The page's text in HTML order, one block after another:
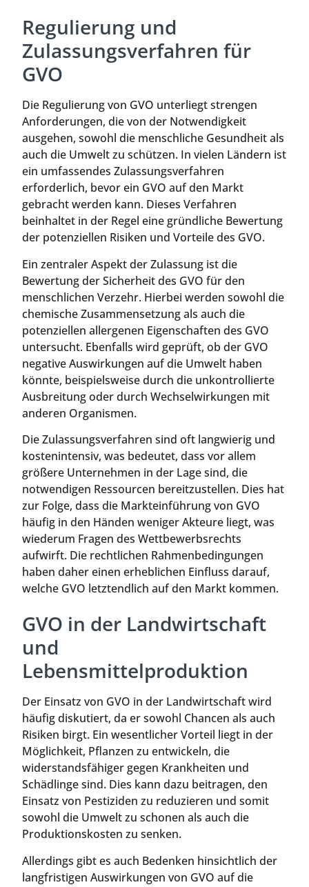
Regulierung und
Zulassungsverfahren für
GVO
Die Regulierung von GVO unterliegt strengen
Anforderungen, die von der Notwendigkeit
ausgehen, sowohl die menschliche Gesundheit als
auch die Umwelt zu schützen. In vielen Ländern ist
ein umfassendes Zulassungsverfahren
erforderlich, bevor ein GVO auf den Markt
gebracht werden kann. Dieses Verfahren
beinhaltet in der Regel eine gründliche Bewertung
der potenziellen Risiken und Vorteile des GVO.
Ein zentraler Aspekt der Zulassung ist die
Bewertung der Sicherheit des GVO für den
menschlichen Verzehr. Hierbei werden sowohl die
chemische Zusammensetzung als auch die
potenziellen allergenen Eigenschaften des GVO
untersucht. Ebenfalls wird geprüft, ob der GVO
negative Auswirkungen auf die Umwelt haben
könnte, beispielsweise durch die unkontrollierte
Ausbreitung oder durch Wechselwirkungen mit
anderen Organismen.
Die Zulassungsverfahren sind oft langwierig und
kostenintensiv, was bedeutet, dass vor allem
größere Unternehmen in der Lage sind, die
notwendigen Ressourcen bereitzustellen. Dies hat
zur Folge, dass die Markteinführung von GVO
häufig in den Händen weniger Akteure liegt, was
wiederum Fragen des Wettbewerbsrechts
aufwirft. Die rechtlichen Rahmenbedingungen
haben daher einen erheblichen Einfluss darauf,
welche GVO letztendlich auf den Markt kommen.
GVO in der Landwirtschaft
und
Lebensmittelproduktion
Der Einsatz von GVO in der Landwirtschaft wird
häufig diskutiert, da er sowohl Chancen als auch
Risiken birgt. Ein wesentlicher Vorteil liegt in der
Möglichkeit, Pflanzen zu entwickeln, die
widerstandsfähiger gegen Krankheiten und
Schädlinge sind. Dies kann dazu beitragen, den
Einsatz von Pestiziden zu reduzieren und somit
sowohl die Umwelt zu schonen als auch die
Produktionskosten zu senken.
Allerdings gibt es auch Bedenken hinsichtlich der
langfristigen Auswirkungen von GVO auf die